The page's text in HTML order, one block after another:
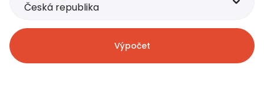
Česká republika
Výpočet